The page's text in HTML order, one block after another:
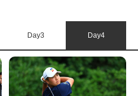
Day3 Day4